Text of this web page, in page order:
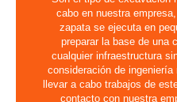
cabo en nuestra
zapata se ejecuta en
preparar la base de una
cualquier infraestructura
consideración de
llevar a cabo trabajos de
contacto con nuestra